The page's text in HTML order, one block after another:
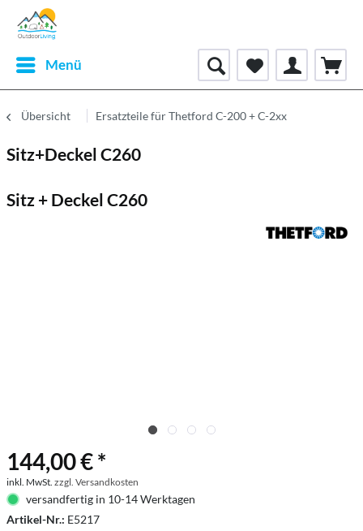
Menü
Übersicht Ersatzteile für Thetford C-200 + C-2xx
Sitz+Deckel C260
Sitz + Deckel C260
144,00 € *
inkl. MwSt. zzgl. Versandkosten
versandfertig in 10-14 Werktagen
Artikel-Nr.: E5217